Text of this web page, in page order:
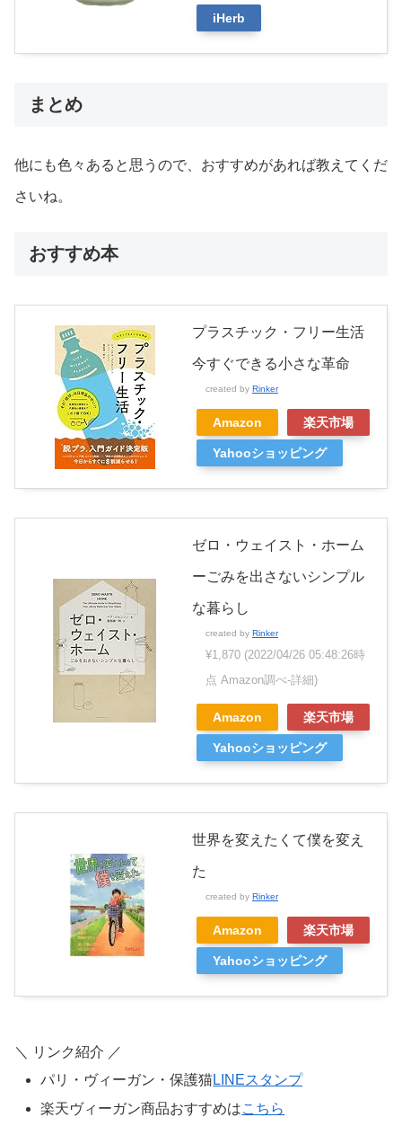
iHerb
まとめ
他にも色々あると思うので、おすすめがあれば教えてくだ
さいね。
おすすめ本
プラスチック・フリー生活
今すぐできる小さな革命
created by Rinker
Amazon 楽天市場
Yahooショッピング
ゼロ・ウェイスト・ホーム
ーごみを出さないシンプル
な暮らし
created by Rinker
¥1,870 (2022/04/26 05:48:26時
点 Amazon調べ-詳細)
Amazon 楽天市場
Yahooショッピング
世界を変えたくて僕を変え
た
created by Rinker
Amazon 楽天市場
Yahooショッピング
＼ リンク紹介 ／
パリ・ヴィーガン・保護猫LINEスタンプ
楽天ヴィーガン商品おすすめはこちら